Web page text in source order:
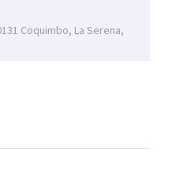
Coquimbo, La Serena,